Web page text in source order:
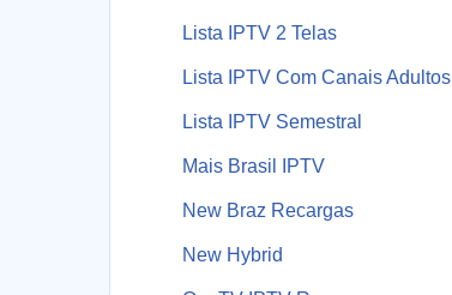
Lista IPTV 2 Telas
Lista IPTV Com Canais Adultos
Lista IPTV Semestral
Mais Brasil IPTV
New Braz Recargas
New Hybrid